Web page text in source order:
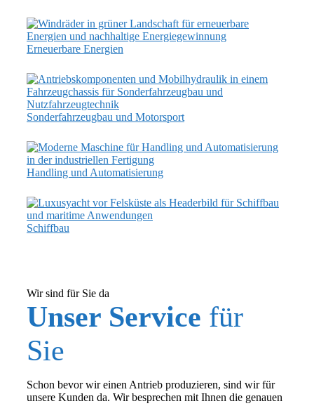
Erneuerbare Energien
Sonderfahrzeugbau und Motorsport
Handling und Automatisierung
Schiffbau
Unser Service für
Sie
Wir sind für Sie da
Schon bevor wir einen Antrieb produzieren, sind wir für
unsere Kunden da. Wir besprechen mit Ihnen die genauen